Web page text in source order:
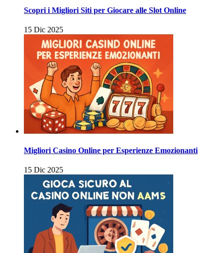
Scopri i Migliori Siti per Giocare alle Slot Online
15 Dic 2025
Migliori Casino Online per Esperienze Emozionanti
15 Dic 2025